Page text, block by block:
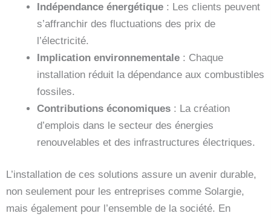
Indépendance énergétique : Les clients peuvent
s’affranchir des fluctuations des prix de
l’électricité.
Implication environnementale : Chaque
installation réduit la dépendance aux combustibles
fossiles.
Contributions économiques : La création
d’emplois dans le secteur des énergies
renouvelables et des infrastructures électriques.
L’installation de ces solutions assure un avenir durable,
non seulement pour les entreprises comme Solargie,
mais également pour l’ensemble de la société. En